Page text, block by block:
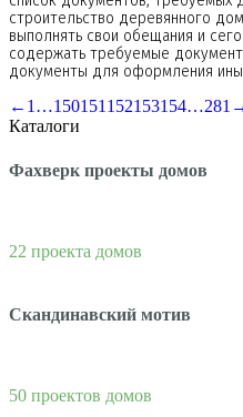
строительство деревянного
выполнять свои обещания и
содержать требуемые
документы для оформления
← 1 …150151 152153154…281
Каталоги
Фахверк проекты домов
22 проекта домов
Скандинавский мотив
50 проектов домов